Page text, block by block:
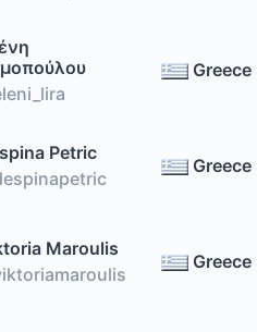
Greece
Petric
Greece
Maroulis
Greece